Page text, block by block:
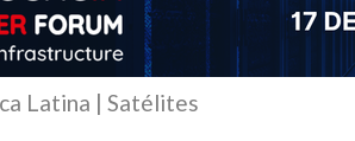
Latina | Satélites